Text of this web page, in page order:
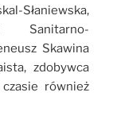
Słaniewska,
Sanitarno-
Skawina
zdobywca
również